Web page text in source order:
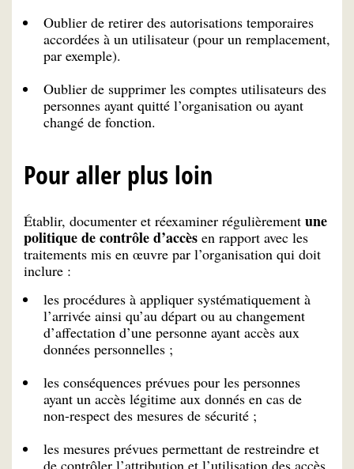
Oublier de retirer des autorisations temporaires
accordées à un utilisateur (pour un remplacement,
par exemple).
Oublier de supprimer les comptes utilisateurs des
personnes ayant quitté l’organisation ou ayant
changé de fonction.
Pour aller plus loin
Établir, documenter et réexaminer régulièrement une
politique de contrôle d’accès en rapport avec les
traitements mis en œuvre par l’organisation qui doit
inclure :
les procédures à appliquer systématiquement à
l’arrivée ainsi qu’au départ ou au changement
d’affectation d’une personne ayant accès aux
données personnelles ;
les conséquences prévues pour les personnes
ayant un accès légitime aux donnés en cas de
non-respect des mesures de sécurité ;
les mesures prévues permettant de restreindre et